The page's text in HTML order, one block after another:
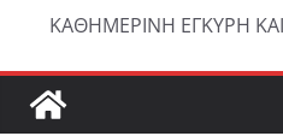
ΚΑΘΗΜΕΡΙΝΗ ΕΓΚΥΡΗ